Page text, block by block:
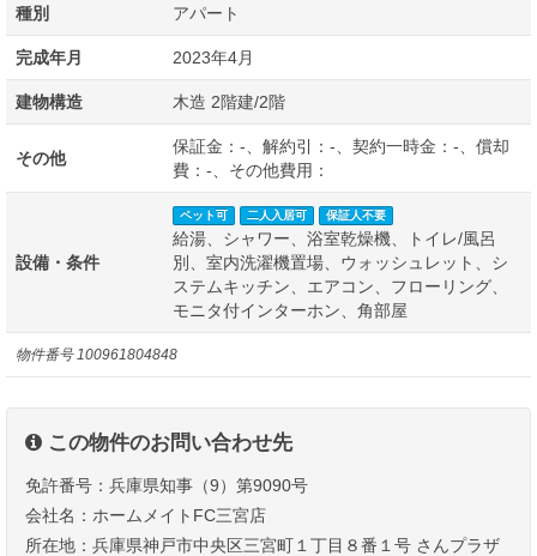
物件番号 100961804848
種別 アパート
完成年月 2023年4月
建物構造 木造 2階建/2階
その他
保証金：-、解約引：-、契約一時金：-、償却
費：-、その他費用：
設備・条件
ペット可 二人入居可 保証人不要
給湯、シャワー、浴室乾燥機、トイレ/風呂
別、室内洗濯機置場、ウォッシュレット、シ
ステムキッチン、エアコン、フローリング、
モニタ付インターホン、角部屋
この物件のお問い合わせ先
免許番号：兵庫県知事（9）第9090号
会社名：ホームメイトFC三宮店
所在地：兵庫県神戸市中央区三宮町１丁目８番１号 さんプラザ